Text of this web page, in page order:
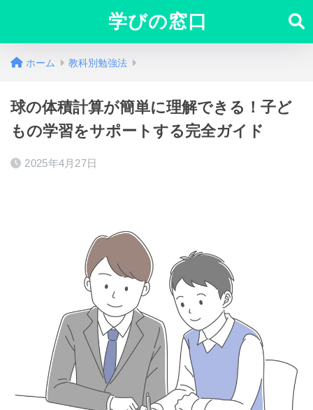
学びの窓口
ホーム 教科別勉強法
球の体積計算が簡単に理解できる！子ど
もの学習をサポートする完全ガイド
2025年4月27日